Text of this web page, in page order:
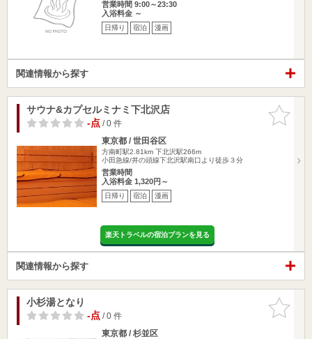
営業時間 9:00～23:30
入浴料金 ～
日帰り 宿泊 漫画
関連情報から探す
お気に入
りに追加
サウナ&カプセルミナミ下北沢店
-点/ 0 件
東京都 / 世田谷区
方南町駅2.81km 下北沢駅266m
小田急線/井の頭線下北沢駅南口より徒歩３分
営業時間
入浴料金 1,320円～
日帰り 宿泊 漫画
楽天トラベルの宿泊プランを見る
関連情報から探す
お気に入
りに追加
小杉湯となり
-点/ 0 件
東京都 / 杉並区